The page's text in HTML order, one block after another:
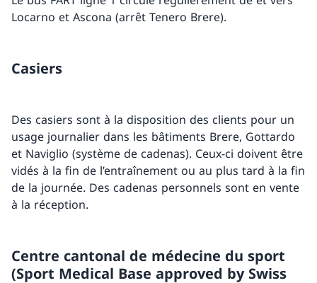
Locarno et Ascona (arrêt Tenero Brere).
Casiers
Des casiers sont à la disposition des clients pour un
usage journalier dans les bâtiments Brere, Gottardo
et Naviglio (système de cadenas). Ceux-ci doivent être
vidés à la fin de l’entraînement ou au plus tard à la fin
de la journée. Des cadenas personnels sont en vente
à la réception.
Centre cantonal de médecine du sport
(Sport Medical Base approved by Swiss